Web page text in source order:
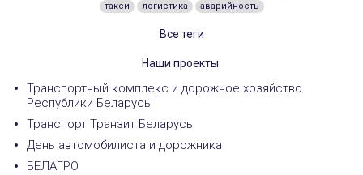
такси
логистика аварийность
Все теги
Наши проекты:
Транспортный комплекс и дорожное хозяйство
Республики Беларусь
Транспорт Транзит Беларусь
День автомобилиста и дорожника
БЕЛАГРО